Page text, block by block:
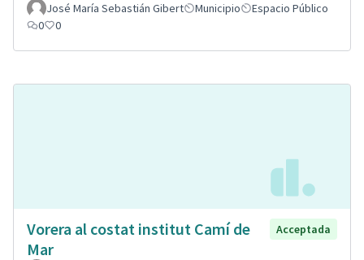
José María Sebastián Gibert Municipio
Espacio Público
0
0
Vorera al costat institut Camí de
Mar
Acceptada